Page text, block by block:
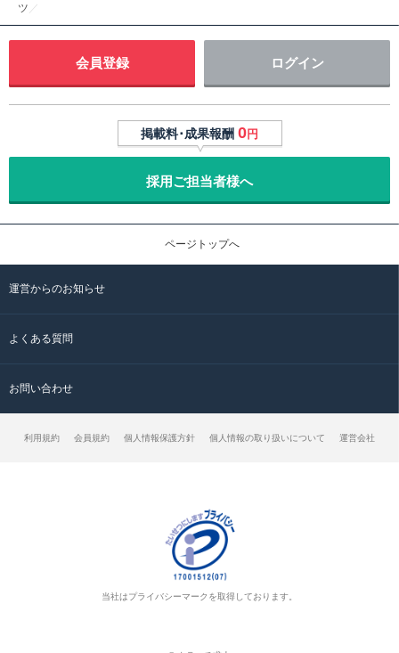
ツ ／
会員登録 ログイン
掲載料･成果報酬 0円
採用ご担当者様へ
ページトップへ
運営からのお知らせ
よくある質問
お問い合わせ
利用規約 会員規約 個人情報保護方針 個人情報の取り扱いについて 運営会社
当社はプライバシーマークを取得しております。